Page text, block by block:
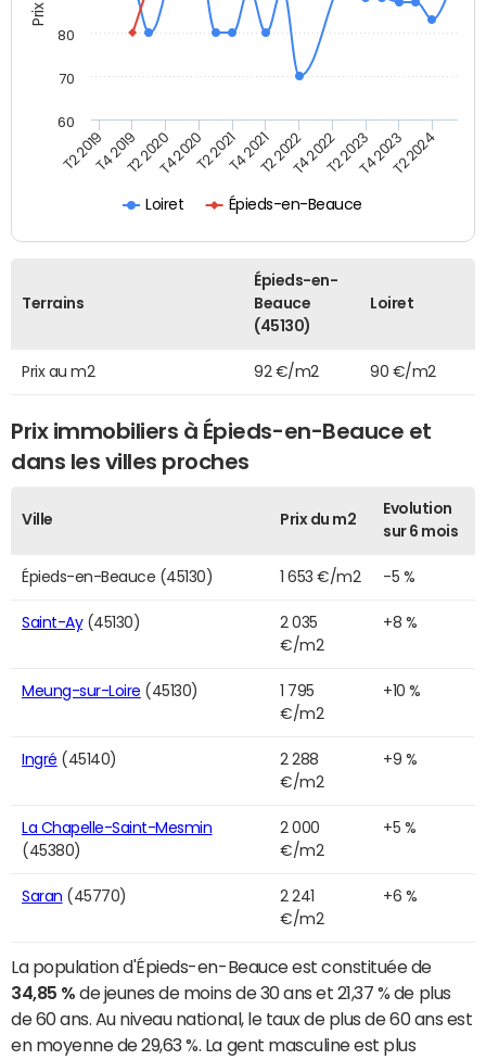
Loiret Épieds-en-Beauce
T2 2019T4 2019T2 2020T4 2020T2 2021T4 2021T2 2022T4 2022T2 2023T4 2023T2 2024
60
70
80
Terrains
Épieds-en-
Beauce
(45130)
Loiret
Prix au m2 92 €/m2 90 €/m2
Prix immobiliers à Épieds-en-Beauce et
dans les villes proches
Ville Prix du m2
Evolution
sur 6 mois
Épieds-en-Beauce (45130) 1 653 €/m2 -5 %
Saint-Ay(45130)
2 035
€/m2
+8 %
Meung-sur-Loire (45130)
1 795
€/m2
+10 %
Ingré (45140)
2 288
€/m2
+9 %
La Chapelle-Saint-Mesmin
(45380)
2 000
€/m2
+5 %
Saran (45770)
2 241
€/m2
+6 %
La population d'Épieds-en-Beauce est constituée de
34,85 % de jeunes de moins de 30 ans et 21,37 % de plus
de 60 ans. Au niveau national, le taux de plus de 60 ans est
en moyenne de 29,63 %. La gent masculine est plus